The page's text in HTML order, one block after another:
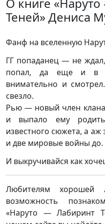
Теней» Дениса
Фанф на вселенную
ГГ попаданец — не
попал, да еще и в
внимательно и
свезло.
Рью — новый член
и выпало ему
известного сюжета, а аж
и две мировые войны до.
И выкручивайся как
Любителям хорошей
возможность
«Наруто — Лабиринт